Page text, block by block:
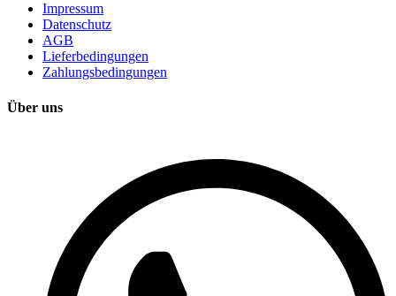
Impressum
Datenschutz
AGB
Lieferbedingungen
Zahlungsbedingungen
Über uns